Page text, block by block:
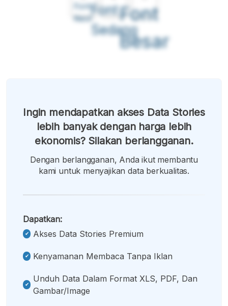
Font
Kecil
Font
Sedang
Font
Besar
Ingin mendapatkan akses Data Stories
lebih banyak dengan harga lebih
ekonomis? Silakan berlangganan.
Dengan berlangganan, Anda ikut membantu
kami untuk menyajikan data berkualitas.
Dapatkan:
Akses Data Stories Premium
Kenyamanan Membaca Tanpa Iklan
Unduh Data Dalam Format XLS, PDF, Dan
Gambar/image